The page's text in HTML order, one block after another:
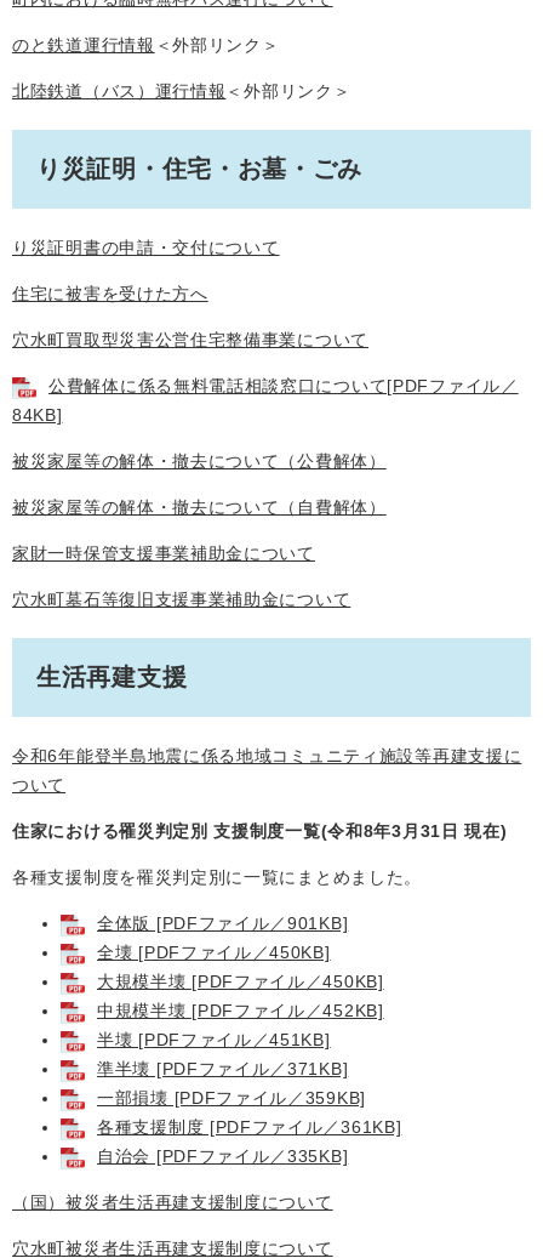
のと鉄道運行情報 ＜外部リンク＞
北陸鉄道（バス）運行情報 ＜外部リンク＞
り災証明・住宅・お墓・ごみ
り災証明書の申請・交付について
住宅に被害を受けた方へ
穴水町買取型災害公営住宅整備事業について
公費解体に係る無料電話相談窓口について[PDFファイル／
84KB]
被災家屋等の解体・撤去について（公費解体）
被災家屋等の解体・撤去について（自費解体）
家財一時保管支援事業補助金について
穴水町墓石等復旧支援事業補助金について
生活再建支援
令和6年能登半島地震に係る地域コミュニティ施設等再建支援に
ついて
住家における罹災判定別 支援制度一覧(令和8年3月31日 現在)
各種支援制度を罹災判定別に一覧にまとめました。
全体版 [PDFファイル／901KB]
全壊 [PDFファイル／450KB]
大規模半壊 [PDFファイル／450KB]
中規模半壊 [PDFファイル／452KB]
半壊 [PDFファイル／451KB]
準半壊 [PDFファイル／371KB]
一部損壊 [PDFファイル／359KB]
各種支援制度 [PDFファイル／361KB]
自治会 [PDFファイル／335KB]
（国）被災者生活再建支援制度について
穴水町被災者生活再建支援制度について